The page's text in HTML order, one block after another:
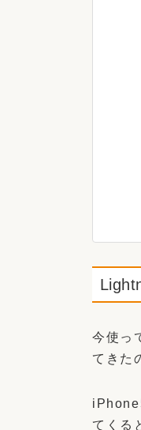
今使っ
てきた
てくる